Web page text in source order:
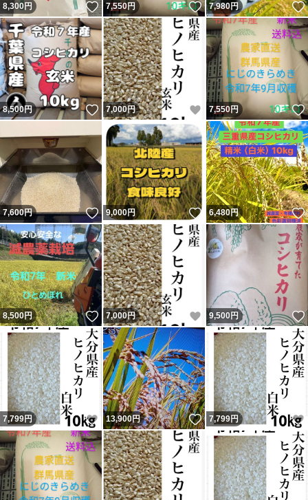
8,300円 いいね！
7,550円 いいね！
7,980円
8,500円 いいね！
7,000円 いいね！
7,550円
7,600円 いいね！
9,000円 いいね！
6,480円
8,500円 いいね！
7,000円 いいね！
9,500円
7,799円 いいね！
13,900円 いいね！
7,799円